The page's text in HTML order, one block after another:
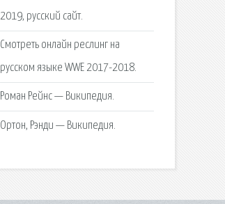
2019, русский сайт.
Смотреть онлайн реслинг на
русском языке WWE 2017-2018.
Роман Рейнс — Википедия.
Ортон, Рэнди — Википедия.